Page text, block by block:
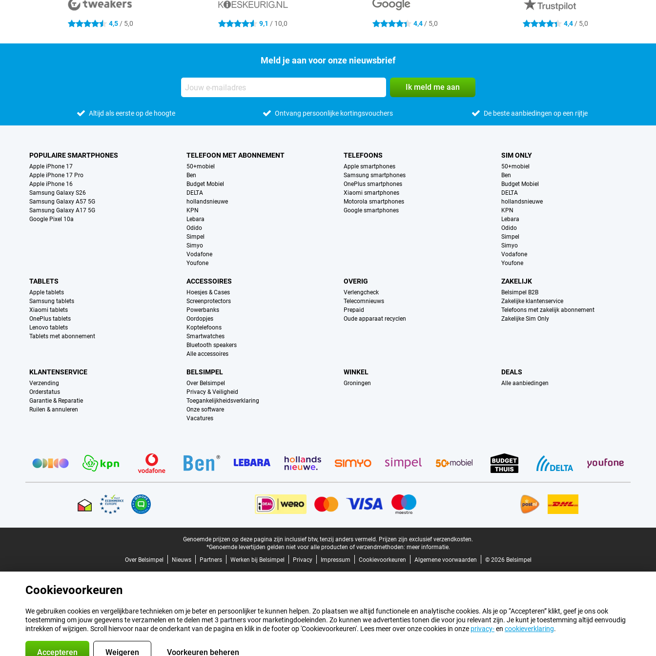
4.5 sterren 4,5/ 5,0 4.6 sterren 9,1 / 10,0 4.4 sterren 4,4 / 5,0 4.4 sterren 4,4 / 5,0
Meld je aan voor onze nieuwsbrief
Ik meld me aan
Altijd als eerste op de hoogte Ontvang persoonlijke kortingsvouchers De beste aanbiedingen op een rijtje
POPULAIRE SMARTPHONES
Apple iPhone 17
Apple iPhone 17 Pro
Apple iPhone 16
Samsung Galaxy S26
Samsung Galaxy A57 5G
Samsung Galaxy A17 5G
Google Pixel 10a
TELEFOON MET ABONNEMENT
50+mobiel
Ben
Budget Mobiel
DELTA
hollandsnieuwe
KPN
Lebara
Odido
Simpel
Simyo
Vodafone
Youfone
TELEFOONS
Apple smartphones
Samsung smartphones
OnePlus smartphones
Xiaomi smartphones
Motorola smartphones
Google smartphones
SIM ONLY
50+mobiel
Ben
Budget Mobiel
DELTA
hollandsnieuwe
KPN
Lebara
Odido
Simpel
Simyo
Vodafone
Youfone
TABLETS
Apple tablets
Samsung tablets
Xiaomi tablets
OnePlus tablets
Lenovo tablets
Tablets met abonnement
ACCESSOIRES
Hoesjes & Cases
Screenprotectors
Powerbanks
Oordopjes
Koptelefoons
Smartwatches
Bluetooth speakers
Alle accessoires
OVERIG
Verlengcheck
Telecomnieuws
Prepaid
Oude apparaat recyclen
ZAKELIJK
Belsimpel B2B
Zakelijke klantenservice
Telefoons met zakelijk abonnement
Zakelijke Sim Only
KLANTENSERVICE
Verzending
Orderstatus
Garantie & Reparatie
Ruilen & annuleren
BELSIMPEL
Over Belsimpel
Privacy & Veiligheid
Toegankelijkheidsverklaring
Onze software
Vacatures
WINKEL
Groningen
DEALS
Alle aanbiedingen
Genoemde prijzen op deze pagina zijn inclusief btw, tenzij anders vermeld. Prijzen zijn exclusief verzendkosten.
*Genoemde levertijden gelden niet voor alle producten of verzendmethoden: meer informatie.
Over Belsimpel
Nieuws Partners Werken bij Belsimpel Privacy Impressum Cookievoorkeuren Algemene voorwaarden © 2026 Belsimpel
Cookievoorkeuren
We gebruiken cookies en vergelijkbare technieken om je beter en persoonlijker te kunnen helpen. Zo plaatsen we altijd functionele en analytische cookies. Als je op “Accepteren” klikt, geef je ons ook
toestemming om jouw gegevens te verzamelen en te delen met 3 partners voor marketingdoeleinden. Zo kunnen we advertenties tonen die voor jou relevant zijn. Je kunt je toestemming altijd eenvoudig
intrekken of wijzigen. Scroll hiervoor naar de onderkant van de pagina en klik in de footer op 'Cookievoorkeuren'. Lees meer over onze cookies in onze privacy-en cookieverklaring.
Accepteren Weigeren Voorkeuren beheren